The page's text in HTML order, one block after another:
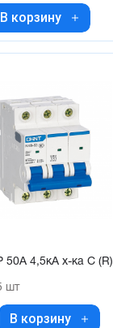
В корзину
50А 4,5кА х-ка C (R)
шт
В корзину